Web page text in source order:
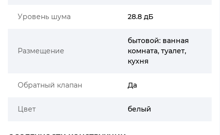
Уровень шума 28.8 дБ
Размещение
бытовой: ванная
комната, туалет,
кухня
Обратный клапан Да
Цвет белый